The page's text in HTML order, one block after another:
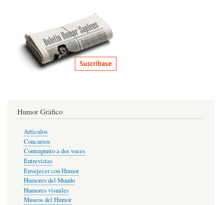
Humor Gráfico
Artículos
Concursos
Contrapunto a dos voces
Entrevistas
Envejecer con Humor
Humores del Mundo
Humores visuales
Museos del Humor